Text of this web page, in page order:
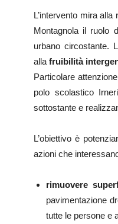
L’intervento mira
Montagnola il ruolo
urbano circostante.
alla fruibilità
Particolare
polo scolastico
sottostante e
L’obiettivo è
azioni che
rimuovere
pavimentazione
tutte le persone e